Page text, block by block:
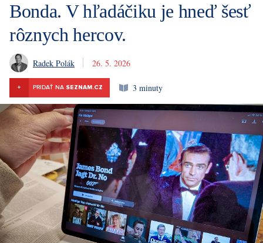
Bonda. V hľadáčiku je hneď šesť
rôznych hercov.
Radek Polák 26. 5. 2026
+ PRIDAŤ NA SEZNAM.CZ 3 minuty